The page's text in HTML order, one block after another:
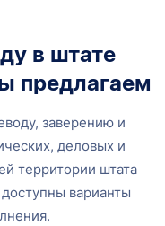
в штате
предлагаем
заверению и
деловых и
территории штата
варианты